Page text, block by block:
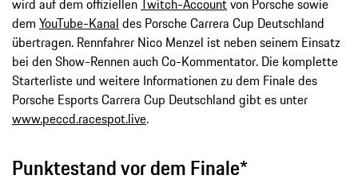
wird auf dem offiziellenTwitch-Accountvon Porsche sowie
dem YouTube-Kanal des Porsche Carrera Cup Deutschland
übertragen. Rennfahrer Nico Menzel ist neben seinem Einsatz
bei den Show-Rennen auch Co-Kommentator. Die komplette
Starterliste und weitere Informationen zu dem Finale des
Porsche Esports Carrera Cup Deutschland gibt es unter
www.peccd.racespot.live.
Punktestand vor dem Finale*